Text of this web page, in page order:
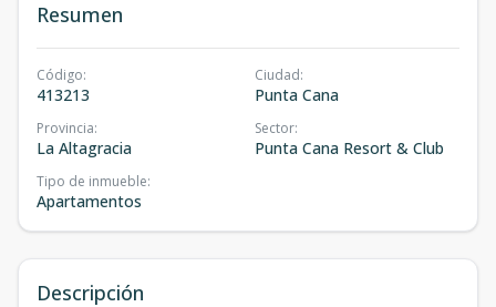
Resumen
Código:
413213
Ciudad:
Punta Cana
Provincia:
La Altagracia
Sector:
Punta Cana Resort & Club
Tipo de inmueble:
Apartamentos
Descripción